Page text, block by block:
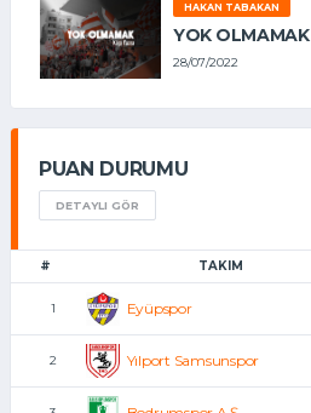
HAKAN TABAKAN
YOK OLMAMAK
28/07/2022
PUAN DURUMU
DETAYLI GÖR
# TAKIM
1 Eyüpspor
2 Yılport Samsunspor